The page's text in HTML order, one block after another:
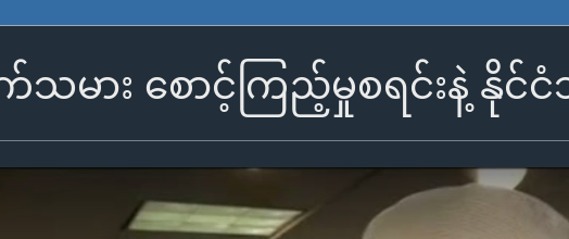
သမား စောင့်ကြည့်မှုစရင်းနဲ့ နိုင်